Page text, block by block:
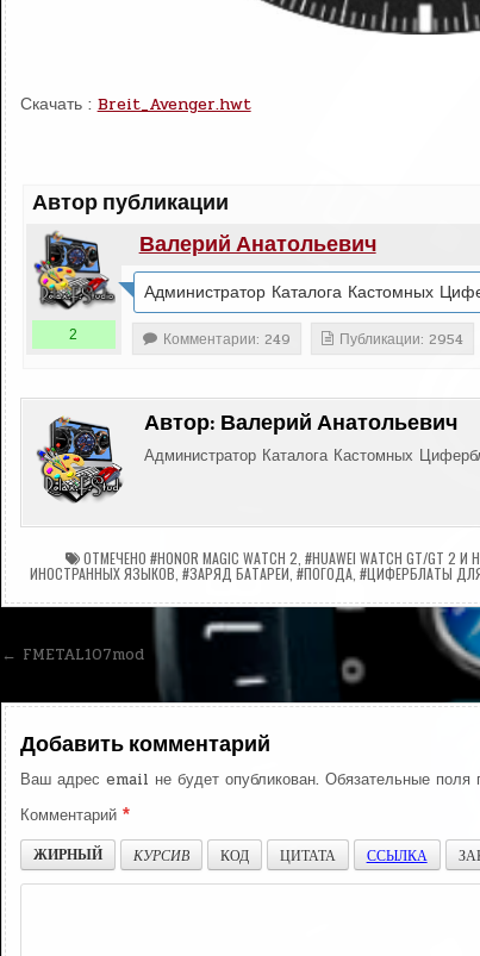
Скачать :Breit_Avenger.hwt
Автор публикации
Валерий Анатольевич
2
Администратор Каталога Кастомных
Комментарии: 249 Публикации: 2954
Автор: Валерий Анатольевич
Администратор Каталога Кастомных
ОТМЕЧЕНО #HONOR MAGIC WATCH 2, #HUAWEI WATCH GT/GT 2
ИНОСТРАННЫХ ЯЗЫКОВ, #ЗАРЯД БАТАРЕИ, #ПОГОДА, #ЦИФЕРБЛАТЫ ДЛЯ
Навигация
по
записям
← FMETAL107mod
Добавить комментарий
Ваш адрес email не будет опубликован. Обязательные поля
Комментарий *
ЖИРНЫЙ
КУРСИВ КОД ЦИТАТА ССЫЛКА